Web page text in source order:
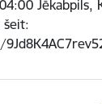
Jēkabpils,
šeit: